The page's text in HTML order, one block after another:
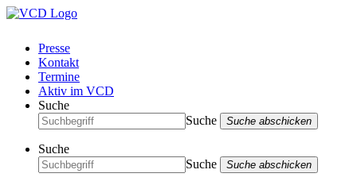
Presse
Kontakt
Termine
Aktiv im VCD
Suche
Suche
Suche abschicken
Suche
Suche
Suche abschicken